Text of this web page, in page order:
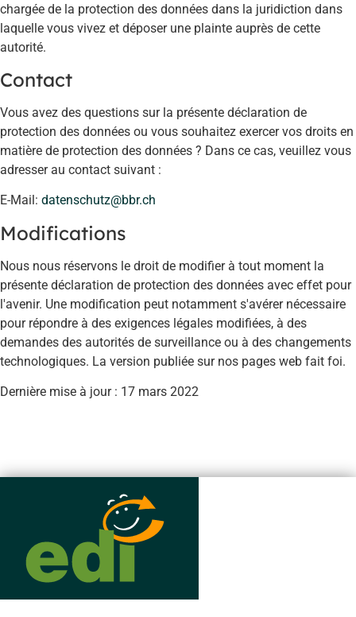
chargée de la protection des données dans la juridiction dans
laquelle vous vivez et déposer une plainte auprès de cette
autorité.
Contact
Vous avez des questions sur la présente déclaration de
protection des données ou vous souhaitez exercer vos droits en
matière de protection des données ? Dans ce cas, veuillez vous
adresser au contact suivant :
E-Mail: datenschutz@bbr.ch
Modifications
Nous nous réservons le droit de modifier à tout moment la
présente déclaration de protection des données avec effet pour
l'avenir. Une modification peut notamment s'avérer nécessaire
pour répondre à des exigences légales modifiées, à des
demandes des autorités de surveillance ou à des changements
technologiques. La version publiée sur nos pages web fait foi.
Dernière mise à jour : 17 mars 2022